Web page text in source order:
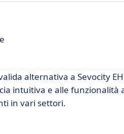
alternativa a Sevocity
intuitiva e alle funzionalità
in vari settori.